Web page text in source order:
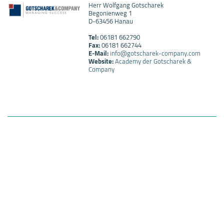
Herr Wolfgang Gotscharek
Begonienweg 1
D-63456 Hanau
Tel:06181 662790
Fax:06181 662744
E-Mail:info@gotscharek-company.com
Website:Academy der Gotscharek &
Company